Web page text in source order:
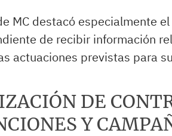
MC destacó especialmente
de recibir información
actuaciones previstas para
DE
Y